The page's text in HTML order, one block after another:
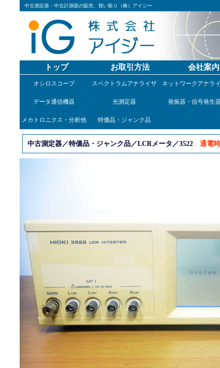
中古測定器・中古計測器の販売、買い取り（株）アイジー
トップ お取引方法 会社案内
オシロスコープ スペクトラムアナライザ ネットワークアナラ
データ通信機器 光測定器 発振器・信号発生
メカトロニクス・分析他 特価品・ジャンク品
中古測定器／特価品・ジャンク品／LCRメータ／3522 通電時